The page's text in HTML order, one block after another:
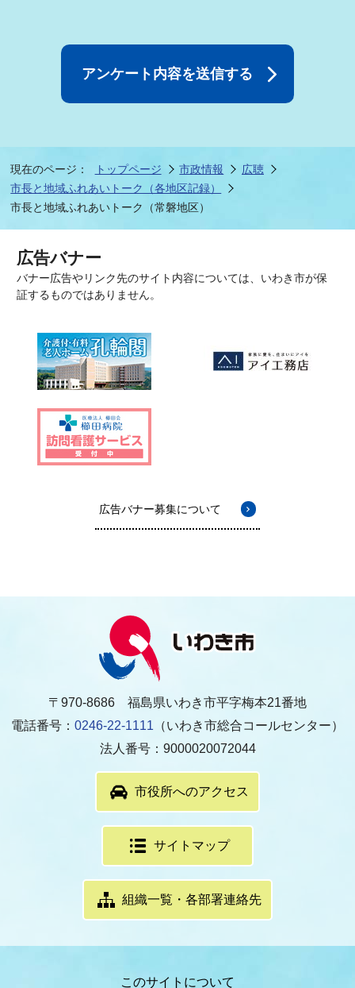
現在のページ： トップページ 市政情報
広聴
市長と地域ふれあいトーク（各地区記録）
市長と地域ふれあいトーク（常磐地区）
広告バナー
バナー広告やリンク先のサイト内容については、いわき市が保
証するものではありません。
広告バナー募集について
〒970-8686 福島県いわき市平字梅本21番地
電話番号： 0246-22-1111 （いわき市総合コールセンター）
法人番号：9000020072044
市役所へのアクセス
サイトマップ
組織一覧・各部署連絡先
このサイトについて